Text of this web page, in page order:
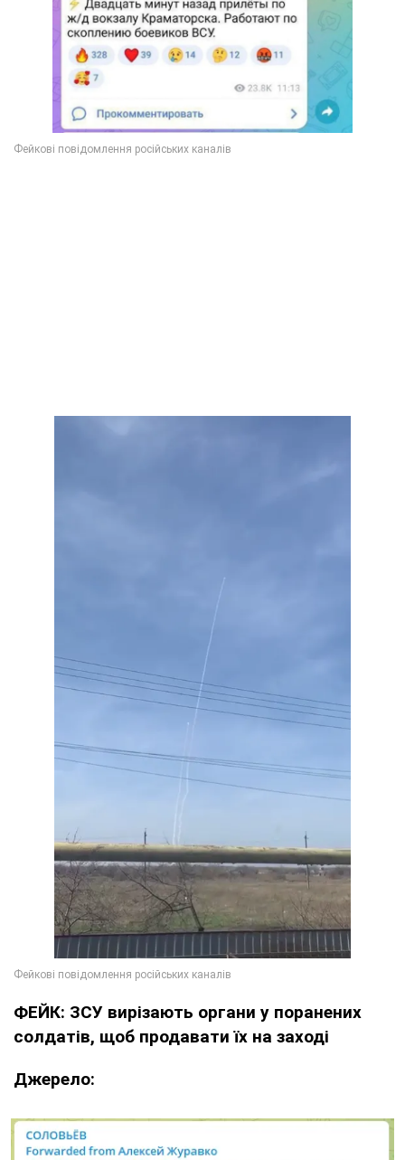
ФЕЙК: ЗСУ вирізають органи у поранених
солдатів, щоб продавати їх на заході
Джерело: